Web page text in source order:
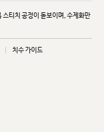
스티치 공정이 돋보이며, 수제화만
치수 가이드